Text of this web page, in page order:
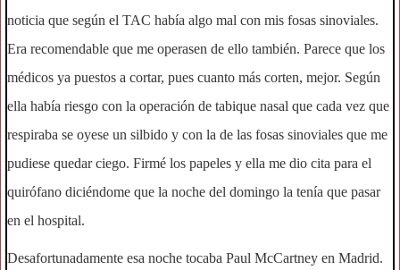
noticia que según el TAC había algo mal con mis fosas sinoviales.
Era recomendable que me operasen de ello también. Parece que los
médicos ya puestos a cortar, pues cuanto más corten, mejor. Según
ella había riesgo con la operación de tabique nasal que cada vez que
respiraba se oyese un silbido y con la de las fosas sinoviales que me
pudiese quedar ciego. Firmé los papeles y ella me dio cita para el
quirófano diciéndome que la noche del domingo la tenía que pasar
en el hospital.
Desafortunadamente esa noche tocaba Paul McCartney en Madrid.